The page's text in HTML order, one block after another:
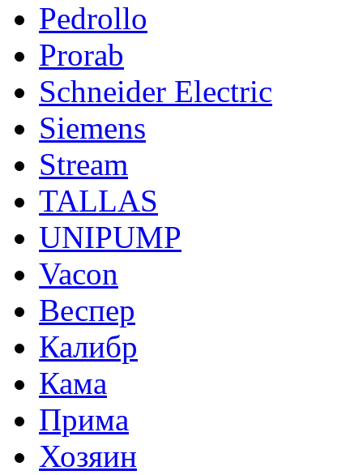
Pedrollo
Prorab
Schneider Electric
Siemens
Stream
TALLAS
UNIPUMP
Vacon
Веспер
Калибр
Кама
Прима
Хозяин